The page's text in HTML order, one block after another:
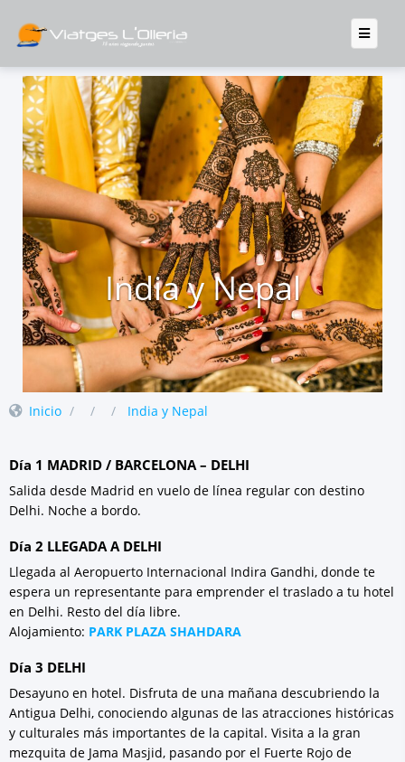
India y Nepal
Inicio India y Nepal
Día 1 MADRID / BARCELONA – DELHI
Salida desde Madrid en vuelo de línea regular con destino
Delhi. Noche a bordo.
Día 2 LLEGADA A DELHI
Llegada al Aeropuerto Internacional Indira Gandhi, donde te
espera un representante para emprender el traslado a tu hotel
en Delhi. Resto del día libre.
Alojamiento: PARK PLAZA SHAHDARA
Día 3 DELHI
Desayuno en hotel. Disfruta de una mañana descubriendo la
Antigua Delhi, conociendo algunas de las atracciones históricas
y culturales más importantes de la capital. Visita a la gran
mezquita de Jama Masjid, pasando por el Fuerte Rojo de